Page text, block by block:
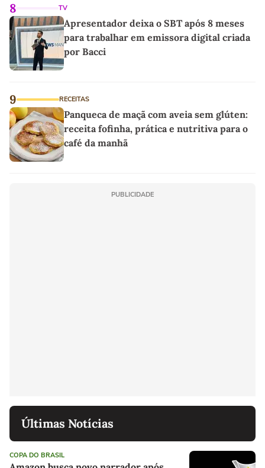
8 TV
Apresentador deixa o SBT após 8 meses
para trabalhar em emissora digital criada
por Bacci
9 RECEITAS
Panqueca de maçã com aveia sem glúten:
receita fofinha, prática e nutritiva para o
café da manhã
PUBLICIDADE
Últimas Notícias
COPA DO BRASIL